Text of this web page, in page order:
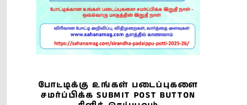
போட்டிக்கு உங்கள் படைப்புகளை
சமர்ப்பிக்க SUBMIT POST BUTTON